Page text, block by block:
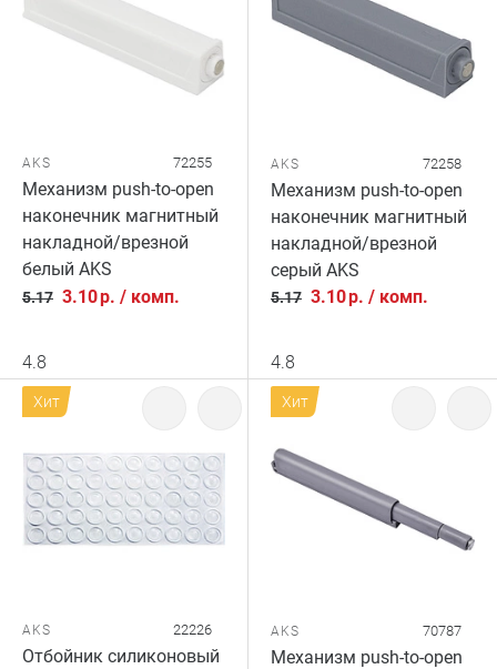
AKS 72255
Механизм push-to-open
наконечник магнитный
накладной/врезной
белый AKS
5.17 3.10р. / комп.
4.8
AKS 72258
Механизм push-to-open
наконечник магнитный
накладной/врезной
серый AKS
5.17 3.10р. / комп.
4.8
Хит
AKS 22226
Отбойник силиконовый
Хит
AKS 70787
Механизм push-to-open